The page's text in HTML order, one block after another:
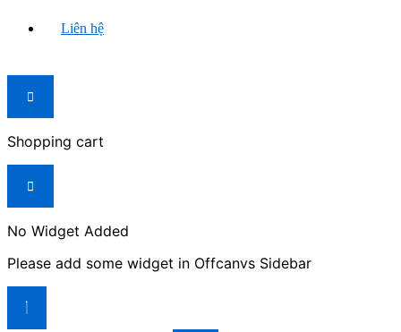
Liên hệ
Shopping cart
No Widget Added
Please add some widget in Offcanvs Sidebar